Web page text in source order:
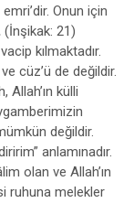
emri’dir. Onun için
(İnşikak: 21)
kılmaktadır.
cüz’ü de değildir.
Allah’ın külli
değildir.
anlamınadır.
olan ve Allah’ın
ruhuna melekler